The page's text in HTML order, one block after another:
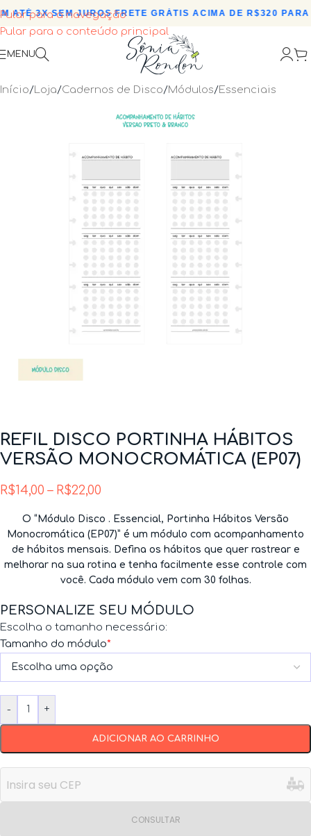
Pular para a navegação
Pular para o conteúdo principal
ATÉ 3X SEM JUROS•FRETE GRÁTIS ACIMA DE R$320 PARA
MENU
Início/Loja/Cadernos de Disco/Módulos/Essenciais
REFIL DISCO PORTINHA HÁBITOS
VERSÃO MONOCROMÁTICA (EP07)
R$14,00 – R$22,00
O “Módulo Disco . Essencial, Portinha Hábitos Versão
Monocromática (EP07)” é um módulo com acompanhamento
de hábitos mensais. Defina os hábitos que quer rastrear e
melhorar na sua rotina e tenha facilmente esse controle com
você. Cada módulo vem com 30 folhas.
PERSONALIZE SEU MÓDULO
Escolha o tamanho necessário:
*
Tamanho do módulo
- +
ADICIONAR AO CARRINHO
CONSULTAR